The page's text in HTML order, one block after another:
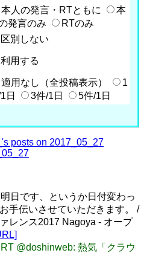
本人の発言・RTともに
本
発言のみ
RTのみ
区別しない
利用する
適用なし（全投稿表示）
1
日
3件/1日 5件/1日
posts on 2017_05_27
明日です、というか日付変わっ
手伝いさせていただきます。 /
レンス2017 Nagoya - オープ
RT @doshinweb: 熱気「クラウ